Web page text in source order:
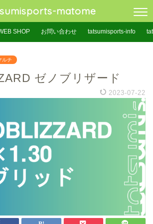
matome
SHOP お問い合わせ tatsumisports-info
ルチ
ゼノブリザード
2023-07-22